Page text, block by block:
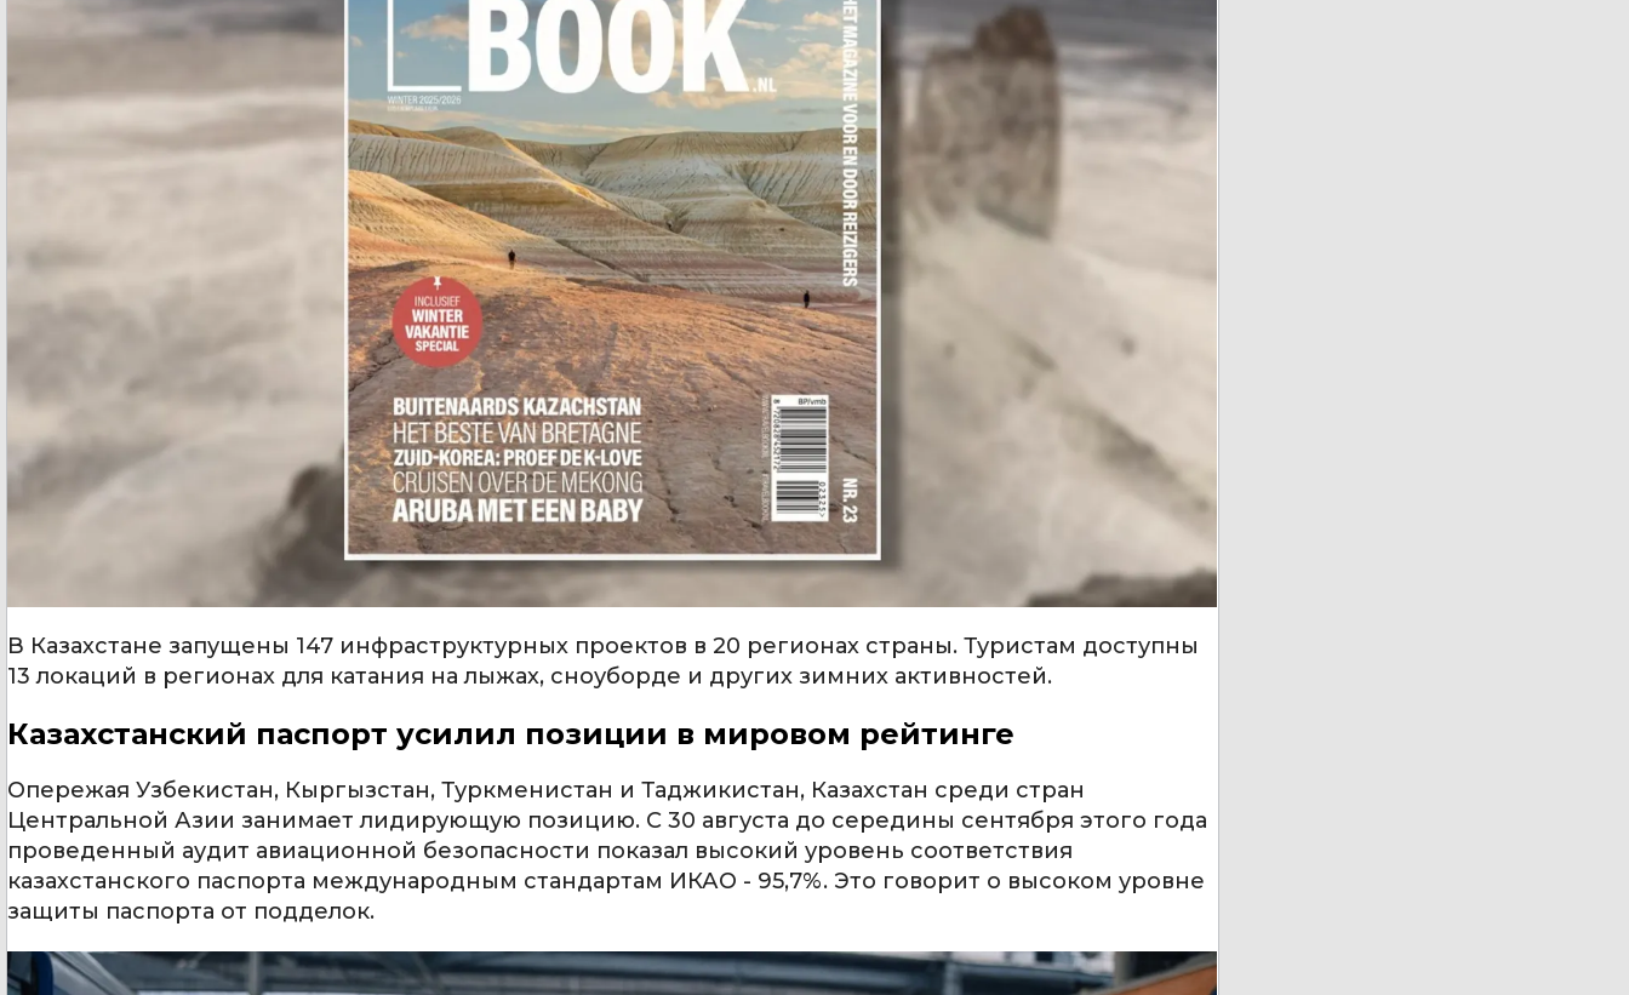
В Казахстане запущены 147 инфраструктурных проектов в 20 регионах страны. Туристам доступны
13 локаций в регионах для катания на лыжах, сноуборде и других зимних активностей.
Казахстанский паспорт усилил позиции в мировом рейтинге
Опережая Узбекистан, Кыргызстан, Туркменистан и Таджикистан, Казахстан среди стран
Центральной Азии занимает лидирующую позицию. С 30 августа до середины сентября этого года
проведенный аудит авиационной безопасности показал высокий уровень соответствия
казахстанского паспорта международным стандартам ИКАО - 95,7%. Это говорит о высоком уровне
защиты паспорта от подделок.